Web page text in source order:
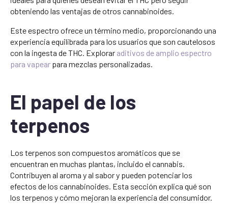
obteniendo las ventajas de otros cannabinoides.
Este espectro ofrece un término medio, proporcionando una
experiencia equilibrada para los usuarios que son cautelosos
con la ingesta de THC. Explorar aditivos de amplio espectro
para vapear para mezclas personalizadas.
El papel de los
terpenos
Los terpenos son compuestos aromáticos que se
encuentran en muchas plantas, incluido el cannabis.
Contribuyen al aroma y al sabor y pueden potenciar los
efectos de los cannabinoides. Esta sección explica qué son
los terpenos y cómo mejoran la experiencia del consumidor.